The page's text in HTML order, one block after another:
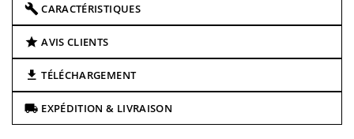
CARACTÉRISTIQUES
AVIS CLIENTS
TÉLÉCHARGEMENT
EXPÉDITION & LIVRAISON